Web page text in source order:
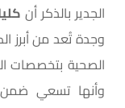
الجدير بالذكر أن
وجدة تُعد من أبرز
الصحية بتخصصات
وأنها تسعي